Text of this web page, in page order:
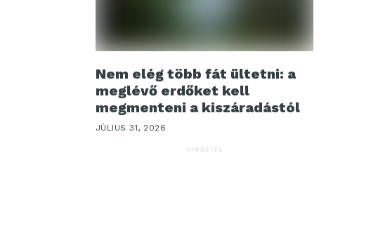
Nem elég több fát ültetni: a
meglévő erdőket kell
megmenteni a kiszáradástól
JÚLIUS 31, 2026
HIRDETÉS